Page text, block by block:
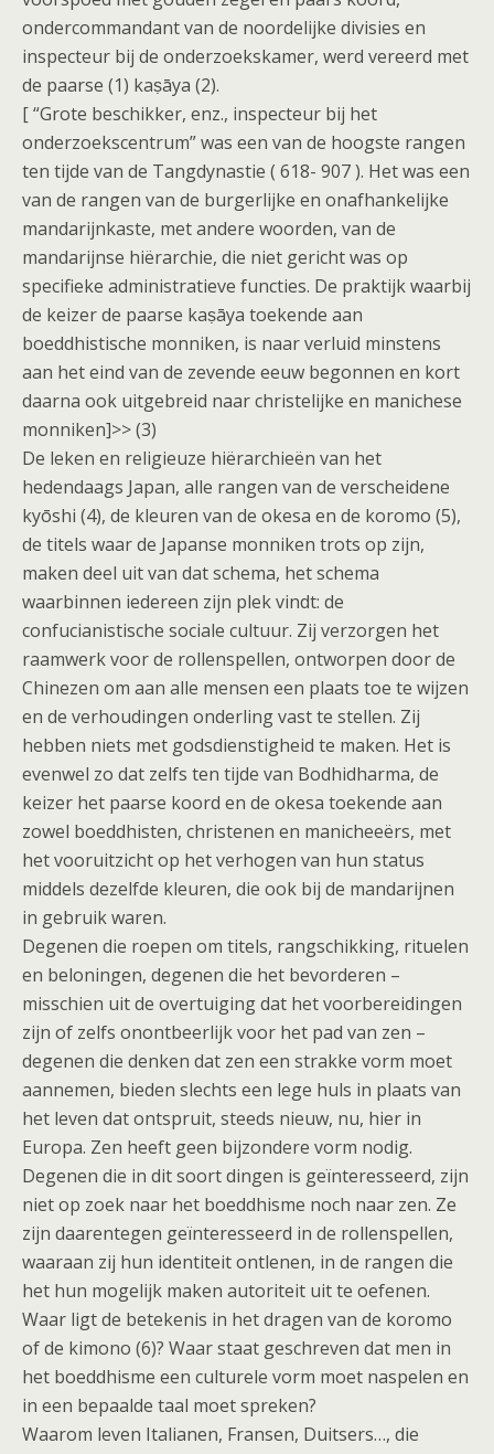
ondercommandant van de noordelijke divisies en
inspecteur bij de onderzoekskamer, werd vereerd met
de paarse (1) kaṣāya (2).
[ “Grote beschikker, enz., inspecteur bij het
onderzoekscentrum” was een van de hoogste rangen
ten tijde van de Tangdynastie ( 618- 907 ). Het was een
van de rangen van de burgerlijke en onafhankelijke
mandarijnkaste, met andere woorden, van de
mandarijnse hiërarchie, die niet gericht was op
specifieke administratieve functies. De praktijk waarbij
de keizer de paarse kaṣāya toekende aan
boeddhistische monniken, is naar verluid minstens
aan het eind van de zevende eeuw begonnen en kort
daarna ook uitgebreid naar christelijke en manichese
monniken]>> (3)
De leken en religieuze hiërarchieën van het
hedendaags Japan, alle rangen van de verscheidene
kyōshi (4), de kleuren van de okesa en de koromo (5),
de titels waar de Japanse monniken trots op zijn,
maken deel uit van dat schema, het schema
waarbinnen iedereen zijn plek vindt: de
confucianistische sociale cultuur. Zij verzorgen het
raamwerk voor de rollenspellen, ontworpen door de
Chinezen om aan alle mensen een plaats toe te wijzen
en de verhoudingen onderling vast te stellen. Zij
hebben niets met godsdienstigheid te maken. Het is
evenwel zo dat zelfs ten tijde van Bodhidharma, de
keizer het paarse koord en de okesa toekende aan
zowel boeddhisten, christenen en manicheeërs, met
het vooruitzicht op het verhogen van hun status
middels dezelfde kleuren, die ook bij de mandarijnen
in gebruik waren.
Degenen die roepen om titels, rangschikking, rituelen
en beloningen, degenen die het bevorderen –
misschien uit de overtuiging dat het voorbereidingen
zijn of zelfs onontbeerlijk voor het pad van zen –
degenen die denken dat zen een strakke vorm moet
aannemen, bieden slechts een lege huls in plaats van
het leven dat ontspruit, steeds nieuw, nu, hier in
Europa. Zen heeft geen bijzondere vorm nodig.
Degenen die in dit soort dingen is geïnteresseerd, zijn
niet op zoek naar het boeddhisme noch naar zen. Ze
zijn daarentegen geïnteresseerd in de rollenspellen,
waaraan zij hun identiteit ontlenen, in de rangen die
het hun mogelijk maken autoriteit uit te oefenen.
Waar ligt de betekenis in het dragen van de koromo
of de kimono (6)? Waar staat geschreven dat men in
het boeddhisme een culturele vorm moet naspelen en
in een bepaalde taal moet spreken?
Waarom leven Italianen, Fransen, Duitsers…, die